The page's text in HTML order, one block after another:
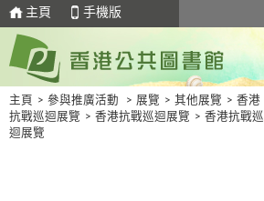
主頁 手機版
主頁 > 參與推廣活動 > 展覽 > 其他展覽 > 香港
抗戰巡迴展覽 > 香港抗戰巡迴展覽 > 香港抗戰巡
迴展覽